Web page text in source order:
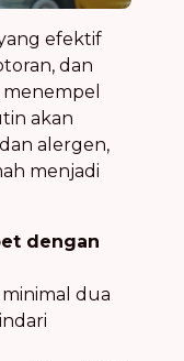
efektif
dan
akan
alergen,
menjadi
dengan
dua